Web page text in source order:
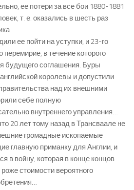
ее потери за все бои 1880-1881
т. е. оказались в шесть раз
ее пойти на уступки, и 23-го
перемирие, в течение которого
будущего соглашения. Буры
королевы и допустили
над их внешними
себе полную
внутреннего управления…
20 лет тому назад в Трансваале не
громадные ископаемые
главную приманку для Англии, и
в войну, которая в конце концов
стоимости вероятного